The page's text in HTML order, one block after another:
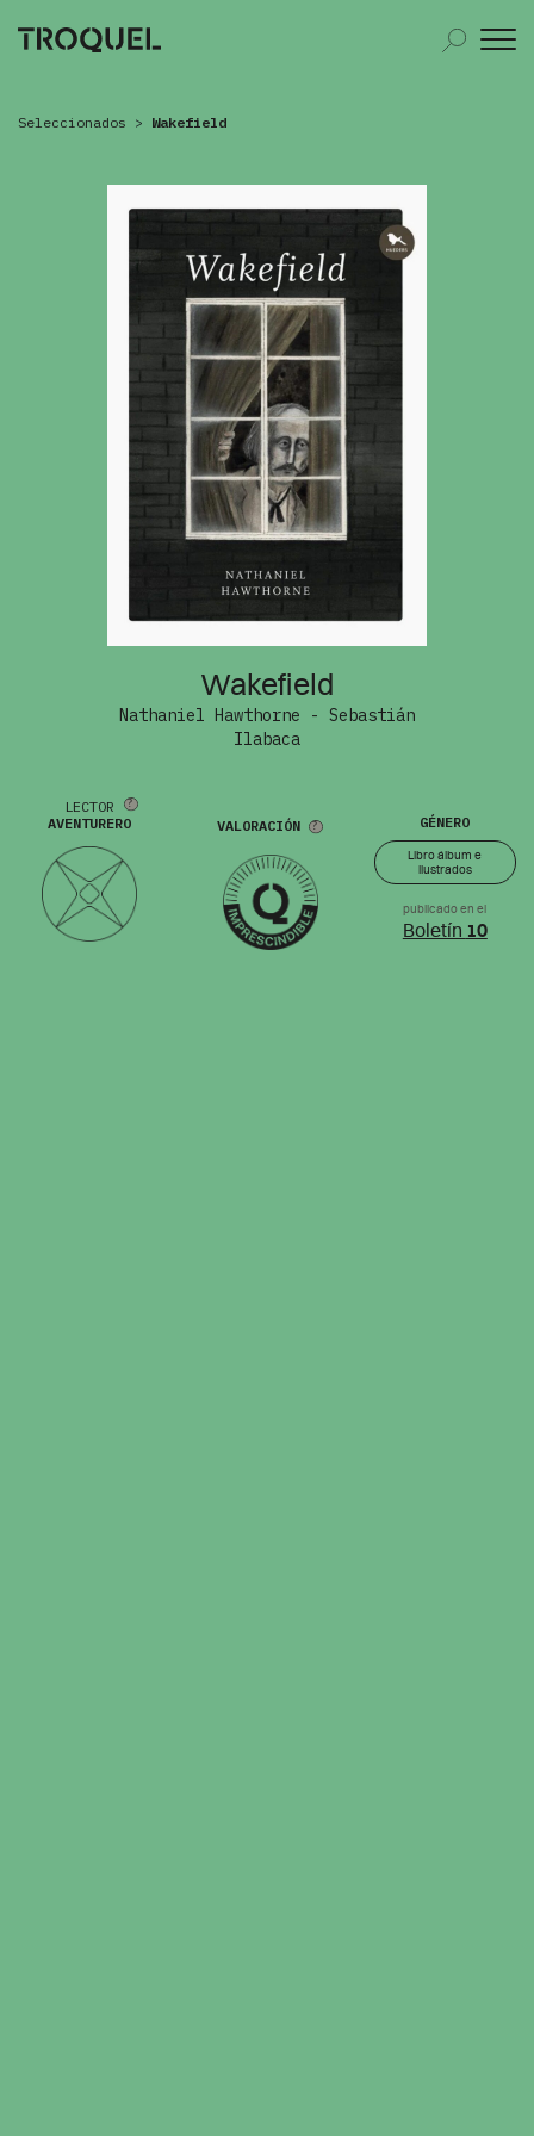
Seleccionados > Wakefield
Wakefield
Nathaniel Hawthorne - Sebastián
Ilabaca
LECTOR
AVENTURERO
VALORACIÓN GÉNERO
Libro álbum e
ilustrados
publicado en el
Boletín 10